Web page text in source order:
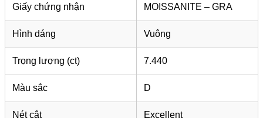
Giấy chứng nhận MOISSANITE – GRA
Hình dáng Vuông
Trọng lượng (ct) 7.440
Màu sắc D
Nét cắt Excellent